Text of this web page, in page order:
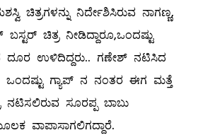
ಚಿತ್ರಗಳನ್ನು ನಿರ್ದೇಶಿಸಿರುವ ನಾಗಣ್ಣ,
ಬಸ್ಟರ್ ಚಿತ್ರ ನೀಡಿದ್ದಾರೂ,ಒಂದಷ್ಟು
ದೂರ ಉಳಿದಿದ್ದರು.. ಗಣೇಶ್ ನಟಿಸಿದ
ಗ್ಯಾಪ್ ನ ನಂತರ ಈಗ ಮತ್ತೆ
ಸೂರಪ್ಪ ಬಾಬು
ವಾಪಾಸಾಗಲಿಗದ್ದಾರೆ.